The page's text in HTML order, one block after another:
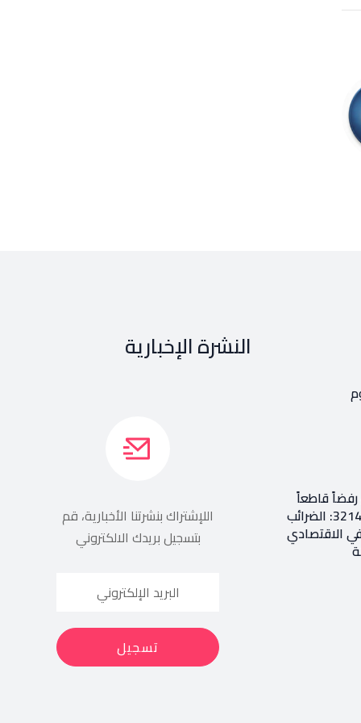
قاطعاً
إعادة طرح المرسوم 3214: الضرائب
الاقتصادي
النشرة الإخبارية
اللإشتراك بنشرتنا الأخبارية، قم
بتسجيل بريدك الالكتروني